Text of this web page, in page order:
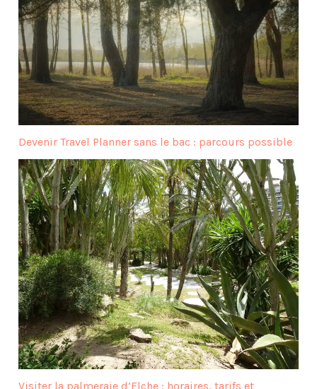
Devenir Travel Planner sans le bac : parcours possible
Visiter la palmeraie d’Elche : horaires, tarifs et